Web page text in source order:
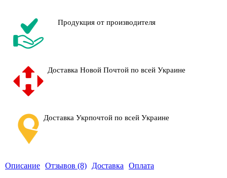
Продукция от производителя
Доставка Новой Почтой по всей Украине
Доставка Укрпочтой по всей Украине
Описание Отзывов (8) Доставка
Оплата